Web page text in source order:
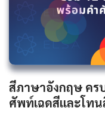
สีภาษาอังกฤษ คร
ศัพท์เฉดสีและโท